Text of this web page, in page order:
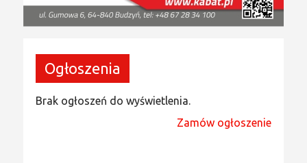
Ogłoszenia
Brak ogłoszeń do wyświetlenia.
Zamów ogłoszenie